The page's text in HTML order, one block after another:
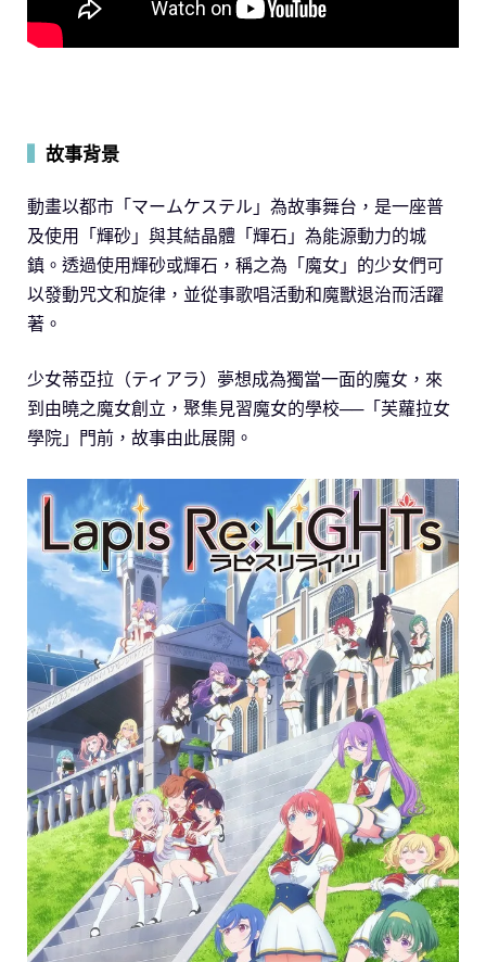
故事背景
動畫以都市「マームケステル」為故事舞台，是一座普
及使用「輝砂」與其結晶體「輝石」為能源動力的城
鎮。透過使用輝砂或輝石，稱之為「魔女」的少女們可
以發動咒文和旋律，並從事歌唱活動和魔獸退治而活躍
著。
少女蒂亞拉（ティアラ）夢想成為獨當一面的魔女，來
到由曉之魔女創立，聚集見習魔女的學校──「芙蘿拉女
學院」門前，故事由此展開。